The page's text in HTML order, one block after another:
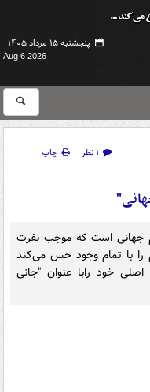
پنجشنبه ۱۵ مرداد ۱۴۰۵ -
Aug 6 2026
۱ نظر
چاپ
جهانی است که موجب نفرت
را با تمام وجود حس می‌کند
خود رابا عنوان "جانی